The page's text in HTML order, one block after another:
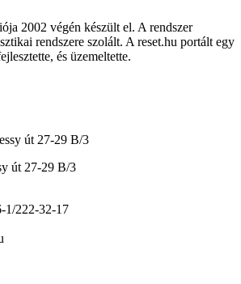
2002 végén készült el. A rendszer
rendszere szolált. A reset.hu portált egy
és üzemeltette.
út 27-29 B/3
1/222-32-17